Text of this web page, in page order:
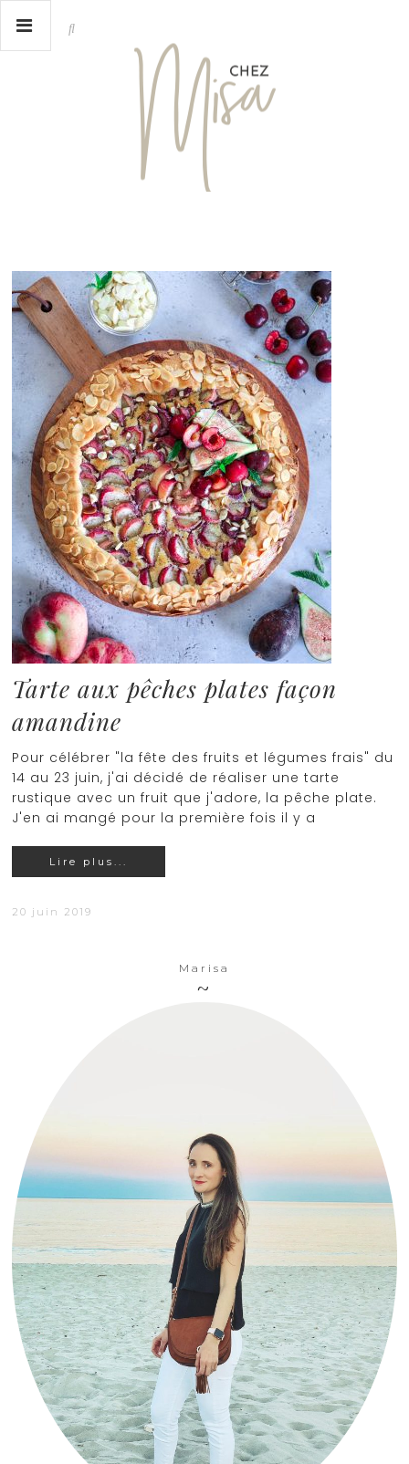
Tarte aux pêches plates façon
amandine
Pour célébrer "la fête des fruits et légumes frais" du
14 au 23 juin, j'ai décidé de réaliser une tarte
rustique avec un fruit que j'adore, la pêche plate.
J'en ai mangé pour la première fois il y a
Lire plus...
20 juin 2019
Marisa